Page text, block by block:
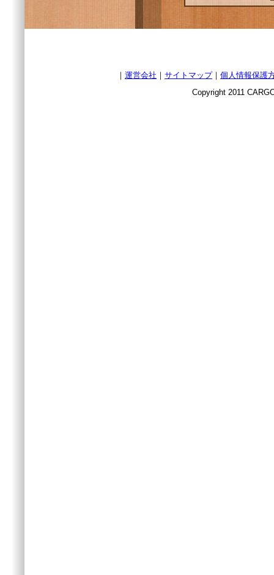
｜ 運営会社 ｜ サイトマップ｜ 個人情報保護
Copyright 2011